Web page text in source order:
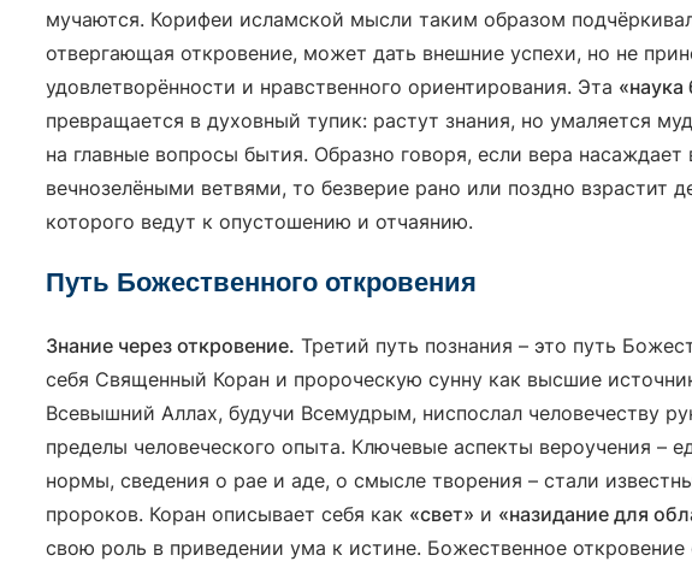
мучаются. Корифеи исламской мысли таким образом
отвергающая откровение, может дать внешние успехи, но не
удовлетворённости и нравственного ориентирования. Эта «наука
превращается в духовный тупик: растут знания, но умаляется
на главные вопросы бытия. Образно говоря, если вера насаждает
вечнозелёными ветвями, то безверие рано или поздно взрастит
которого ведут к опустошению и отчаянию.
Путь Божественного откровения
Знание через откровение. Третий путь познания – это путь
себя Священный Коран и пророческую сунну как высшие
Всевышний Аллах, будучи Всемудрым, ниспослал человечеству
пределы человеческого опыта. Ключевые аспекты вероучения –
нормы, сведения о рае и аде, о смысле творения – стали
пророков. Коран описывает себя как «свет» и «назидание для
свою роль в приведении ума к истине. Божественное